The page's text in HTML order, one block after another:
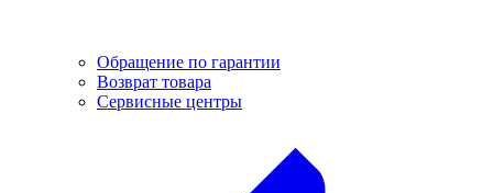
Обращение по гарантии
Возврат товара
Сервисные центры